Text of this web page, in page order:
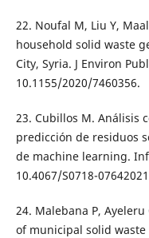
22. Noufal M, Liu Y,
household solid waste
City, Syria. J Environ
10.1155/2020/7460356.
23. Cubillos M. Análisis
predicción de residuos
de machine learning. Inf
10.4067/S0718-
24. Malebana P,
of municipal solid